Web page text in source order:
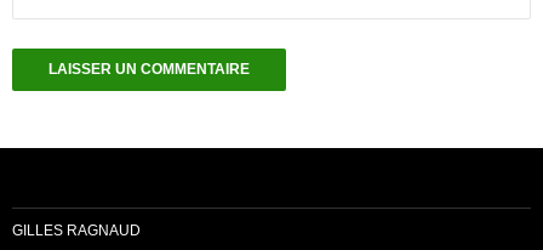
GILLES RAGNAUD